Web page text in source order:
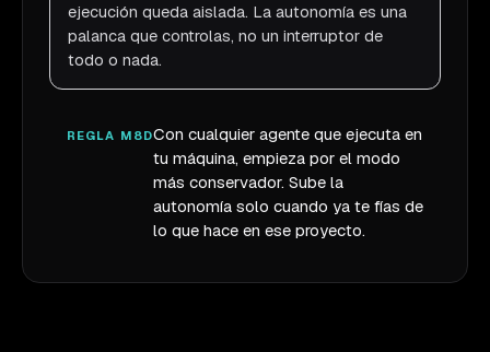
ejecución queda aislada. La autonomía es una
palanca que controlas, no un interruptor de
todo o nada.
REGLA M8DCon cualquier agente que ejecuta en
tu máquina, empieza por el modo
más conservador. Sube la
autonomía solo cuando ya te fías de
lo que hace en ese proyecto.